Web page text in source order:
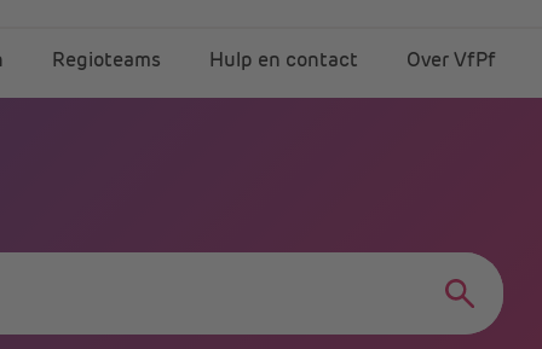
Regioteams Hulp en contact Over VfPf